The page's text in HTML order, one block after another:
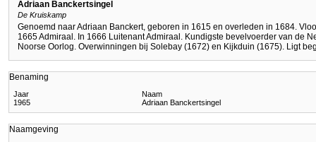
Adriaan Banckertsingel
De Kruiskamp
Genoemd naar Adriaan Banckert, geboren in 1615 en overleden in 1684.
1665 Admiraal. In 1666 Luitenant Admiraal. Kundigste bevelvoerder van de
Noorse Oorlog. Overwinningen bij Solebay (1672) en Kijkduin (1675). Ligt
Benaming
Jaar
Naam
1965
Adriaan Banckertsingel
Naamgeving